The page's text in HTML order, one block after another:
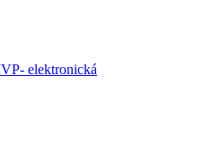
elektronická